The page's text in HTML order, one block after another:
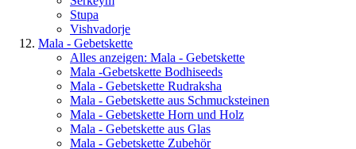
Stupa
Vishvadorje
Mala - Gebetskette
Alles anzeigen: Mala - Gebetskette
Mala -Gebetskette Bodhiseeds
Mala - Gebetskette Rudraksha
Mala - Gebetskette aus Schmucksteinen
Mala - Gebetskette Horn und Holz
Mala - Gebetskette aus Glas
Mala - Gebetskette Zubehör